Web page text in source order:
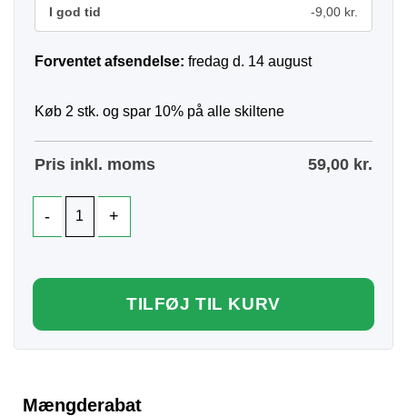
I god tid -9,00 kr.
Forventet afsendelse: fredag d. 14 august
Køb 2 stk. og spar 10% på alle skiltene
Pris inkl. moms 59,00 kr.
TILFØJ TIL KURV
Mængderabat